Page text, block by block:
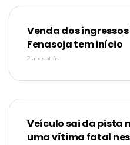
Venda dos
Fenasoja tem início
2 anos atrás
Veículo sai da pista
uma vítima fatal